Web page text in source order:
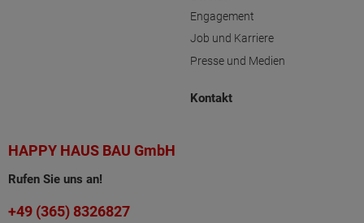
Engagement
Job und Karriere
Presse und Medien
Kontakt
HAPPY HAUS BAU GmbH
Rufen Sie uns an!
+49 (365) 8326827